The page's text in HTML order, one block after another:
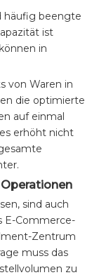
häufig beengte
ist
in
von Waren in
die optimierte
auf einmal
erhöht nicht
sind auch
E-Commerce-
Zentrum
muss das
zu